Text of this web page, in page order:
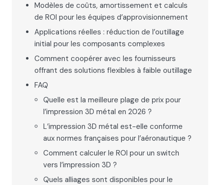
Modèles de coûts, amortissement et calculs
de ROI pour les équipes d’approvisionnement
Applications réelles : réduction de l’outillage
initial pour les composants complexes
Comment coopérer avec les fournisseurs
offrant des solutions flexibles à faible outillage
FAQ
Quelle est la meilleure plage de prix pour
l’impression 3D métal en 2026 ?
L’impression 3D métal est-elle conforme
aux normes françaises pour l’aéronautique ?
Comment calculer le ROI pour un switch
vers l’impression 3D ?
Quels alliages sont disponibles pour le